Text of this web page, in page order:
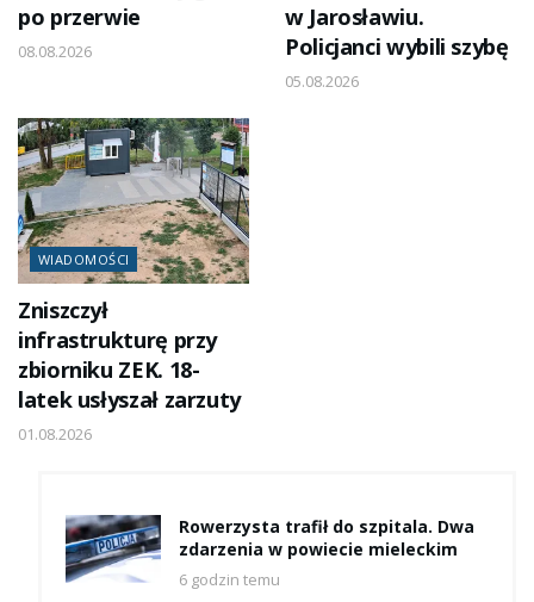
po przerwie
08.08.2026
w Jarosławiu.
Policjanci wybili szybę
05.08.2026
WIADOMOŚCI
Zniszczył
infrastrukturę przy
zbiorniku ZEK. 18-
latek usłyszał zarzuty
01.08.2026
Rowerzysta trafił do szpitala. Dwa
zdarzenia w powiecie mieleckim
6 godzin temu